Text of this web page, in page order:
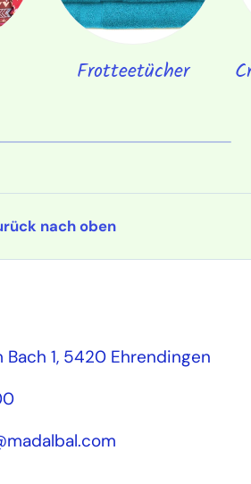
Frotteetücher
nach oben
Bach 1, 5420 Ehrendingen